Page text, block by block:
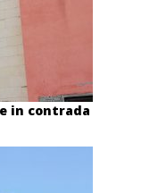
in contrada